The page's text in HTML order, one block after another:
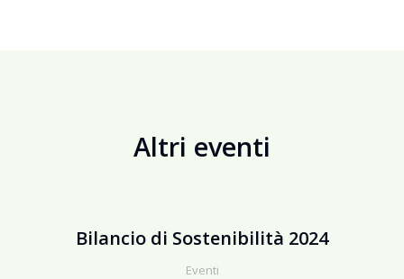
Altri eventi
Bilancio di Sostenibilità 2024
Eventi